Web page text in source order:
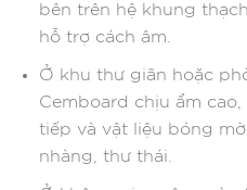
bên trên hệ khung
hỗ trợ cách âm.
Ở khu thư giãn hoặc
Cemboard chịu ẩm
tiếp và vật liệu bóng
nhàng, thư thái.